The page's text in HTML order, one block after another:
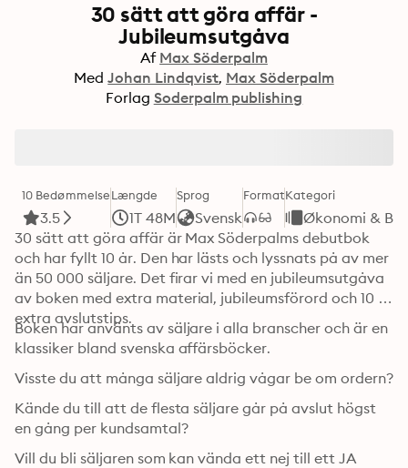
30 sätt att göra affär -
Jubileumsutgåva
Af Max Söderpalm
Med Johan Lindqvist Max Söderpalm
Forlag Soderpalm publishing
10 Bedømmelse
3.5
Længde
1T 48M
Sprog
Svensk
FormatKategori
Økonomi &
30 sätt att göra affär är Max Söderpalms debutbok
och har fyllt 10 år. Den har lästs och lyssnats på av mer
än 50 000 säljare. Det firar vi med en jubileumsutgåva
av boken med extra material, jubileumsförord och 10
extra avslutstips.
Boken har använts av säljare i alla branscher och är en
klassiker bland svenska affärsböcker.
Visste du att många säljare aldrig vågar be om ordern?
Kände du till att de flesta säljare går på avslut högst
en gång per kundsamtal?
Vill du bli säljaren som kan vända ett nej till ett JA